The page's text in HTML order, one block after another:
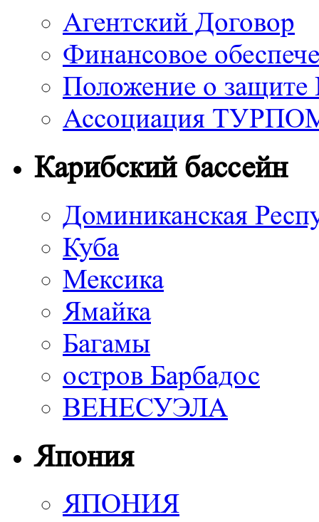
Агентский Договор
Финансовое
Положение о
Ассоциация
Карибский бассейн
Доминиканская
Куба
Мексика
Ямайка
Багамы
остров Барбадос
ВЕНЕСУЭЛА
Япония
ЯПОНИЯ